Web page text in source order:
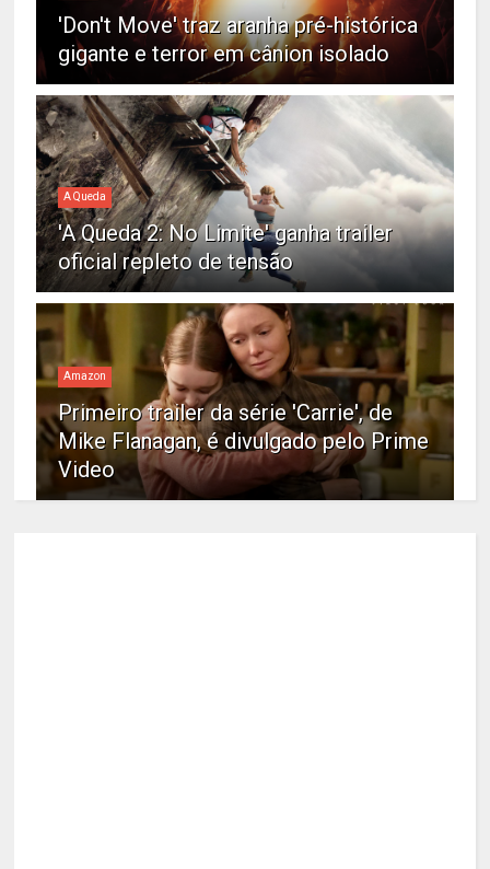
'Don't Move' traz aranha pré-histórica
gigante e terror em cânion isolado
A Queda
'A Queda 2: No Limite' ganha trailer
oficial repleto de tensão
Amazon
Primeiro trailer da série 'Carrie', de
Mike Flanagan, é divulgado pelo Prime
Video